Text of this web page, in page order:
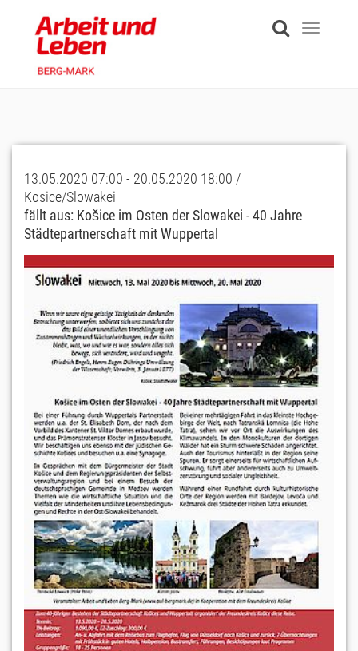
content
Toggle
13.05.2020 07:00 - 20.05.2020 18:00 /
Kosice/Slowakei
fällt aus: Košice im Osten der Slowakei - 40 Jahre
Städtepartnerschaft mit Wuppertal